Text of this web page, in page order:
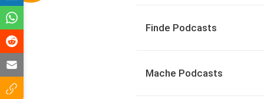
Finde Podcasts
Mache Podcasts